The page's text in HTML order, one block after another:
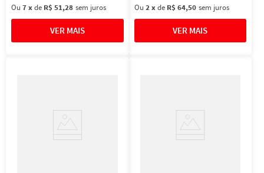
Ou 7xde R$ 51,28 sem juros Ou 2 xde R$ 64,50 sem juros